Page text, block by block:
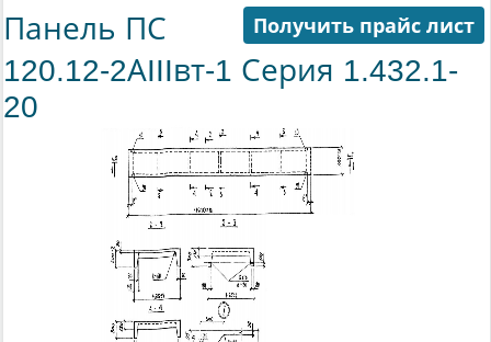
Получить прайс лист
Панель ПС
120.12-2АIIIвт-1 Серия 1.432.1-
20